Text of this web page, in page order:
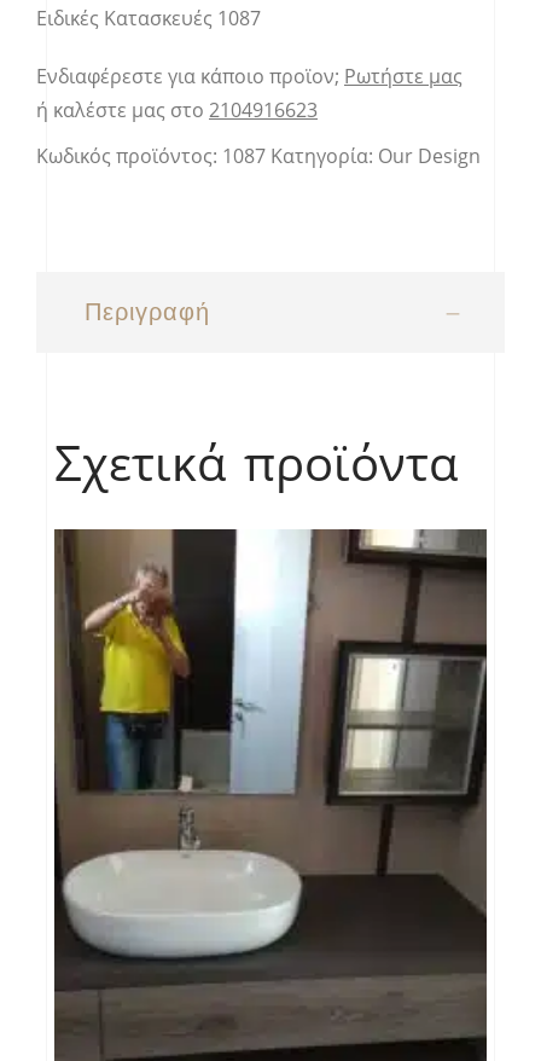
Ειδικές Κατασκευές 1087
Ενδιαφέρεστε για κάποιο προϊον; Ρωτήστε μας
ή καλέστε μας στο 2104916623
Κωδικός προϊόντος: 1087 Κατηγορία: Our Design
Περιγραφή
Σχετικά προϊόντα